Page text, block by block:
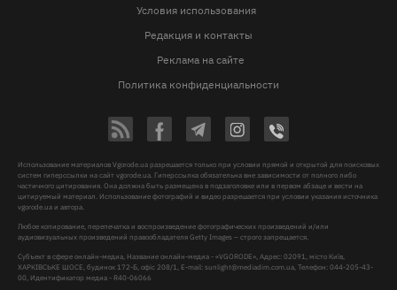
Условия использования
Редакция и контакты
Реклама на сайте
Политика конфиденциальности
Использование материалов Vgorode.ua разрешается только при условии прямой и открытой для поисковых
систем гиперссылки на сайт vgorode.ua. Гиперссылка обязательна вне зависимости от полного либо
частичного цитирования. Она должна быть размещена в подзаголовке или в первом абзаце и вести на
цитируемый материал. Использование фотографий и видео разрешается при условии указания источника
vgorode.ua и автора.
Любое копирование, перепечатка и воспроизведение фотографических произведений и/или
аудиовизуальных произведений правообладателя Getty Images – строго запрещается.
Субъект в сфере онлайн-медиа, Название онлайн-медиа - «VGORODE», Адрес: 02091, місто Київ,
ХАРКІВСЬКЕ ШОСЕ, будинок 172-Б, офіс 208/1, E-mail:sunlight@mediadim.com.ua , Телефон: 044-205-43-
00, Идентификатор медиа - R40-06066